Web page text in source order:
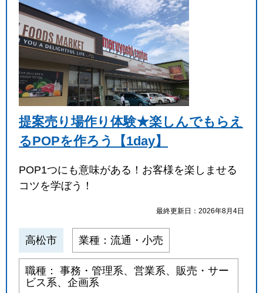
提案売り場作り体験★楽しんでもらえ
るPOPを作ろう【1day】
POP1つにも意味がある！お客様を楽しませる
コツを学ぼう！
最終更新日：2026年8月4日
高松市 業種：流通・小売
職種： 事務・管理系、営業系、販売・サー
ビス系、企画系